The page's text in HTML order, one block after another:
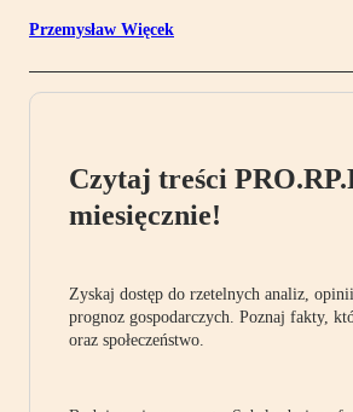
Przemysław Więcek
Czytaj treści
miesięcznie!
Zyskaj dostęp do rzetelnych analiz,
prognoz gospodarczych. Poznaj fakty,
oraz społeczeństwo.